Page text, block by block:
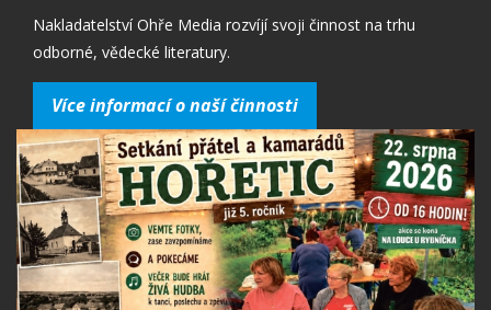
Nakladatelství Ohře Media rozvíjí svoji činnost na trhu
odborné, vědecké literatury.
Více informací o naší činnosti